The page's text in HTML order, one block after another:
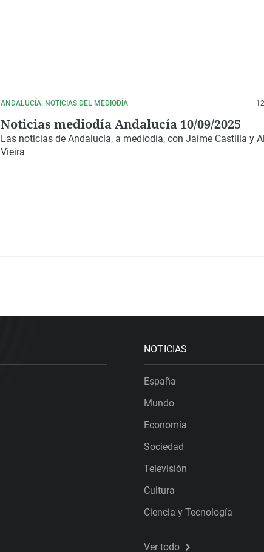
ANDALUCÍA. NOTICIAS DEL MEDIODÍA
Noticias mediodía Andalucía 10/09/2025
Las noticias de Andalucía, a mediodía, con Jaime Castilla y
Vieira
NOTICIAS
España
Mundo
Economía
Sociedad
Televisión
Cultura
Ciencia y Tecnología
Ver todo